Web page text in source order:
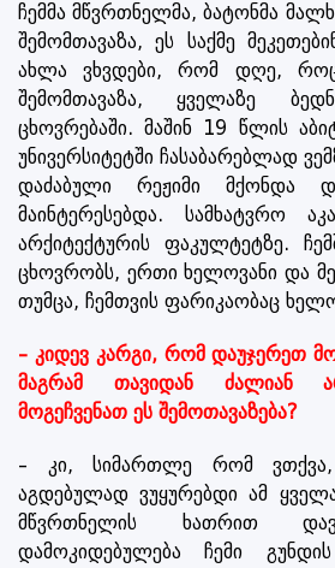
ჩემმა მწვრთნელმა, ბატონმა
შემომთავაზა, ეს საქმე
ახლა ვხვდები, რომ დღე,
შემომთავაზა, ყველაზე
ცხოვრებაში. მაშინ 19 წლის
უნივერსიტეტში ჩასაბარებლად
დაძაბული რეჟიმი მქონდა
მაინტერესებდა. სამხატვრო
არქიტექტურის ფაკულტეტზე.
ცხოვრობს, ერთი ხელოვანი და
თუმცა, ჩემთვის ფარიკაობაც
– კიდევ კარგი, რომ დაუჯერეთ
მაგრამ თავიდან ძალიან
მოგეჩვენათ ეს შემოთავაზება?
– კი, სიმართლე რომ ვთქვა,
აგდებულად ვუყურებდი ამ
მწვრთნელის ხათრით
დამოკიდებულება ჩემი